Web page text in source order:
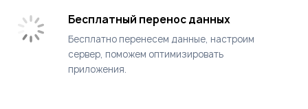
Бесплатный перенос данных
Бесплатно перенесем данные, настроим
сервер, поможем оптимизировать
приложения.